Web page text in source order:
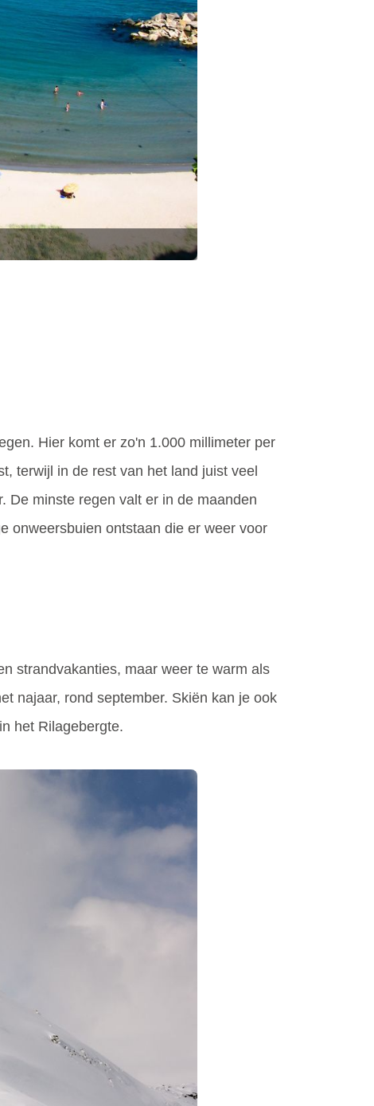
Hier komt er zo'n 1.000 millimeter per
terwijl in de rest van het land juist veel
De minste regen valt er in de maanden
onweersbuien ontstaan die er weer voor
strandvakanties, maar weer te warm als
najaar, rond september. Skiën kan je ook
het Rilagebergte.